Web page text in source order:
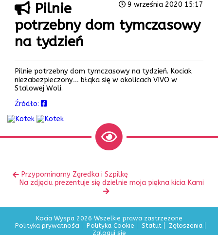
9 września 2020 15:17
Pilnie
potrzebny dom tymczasowy
na tydzień
Pilnie potrzebny dom tymczasowy na tydzień. Kociak
niezabezpieczony… błąka się w okolicach VIVO w
Stalowej Woli.
Źródło:
innePoprzedni
wpis:
Przypominamy Zgredka i Szpilkę
Następny
Na zdjęciu prezentuje się dzielnie moja piękna kicia Kami
Kocia Wyspa 2026 Wszelkie prawa zastrzeżone
Polityka prywatności
Polityka Cookie Statut
Zgłoszenia
Zaloguj się